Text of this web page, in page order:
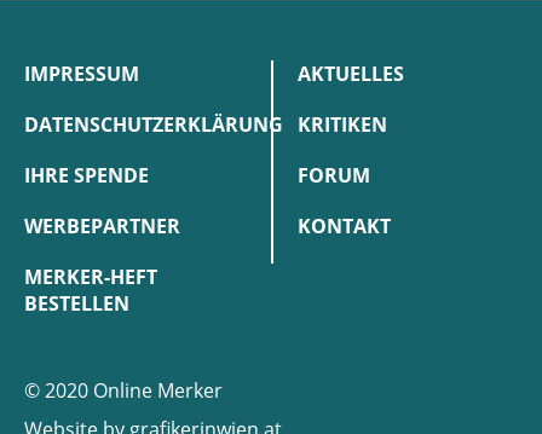
IMPRESSUM
DATENSCHUTZERKLÄRUNG
IHRE SPENDE
WERBEPARTNER
MERKER-HEFT
BESTELLEN
AKTUELLES
KRITIKEN
FORUM
KONTAKT
© 2020 Online Merker